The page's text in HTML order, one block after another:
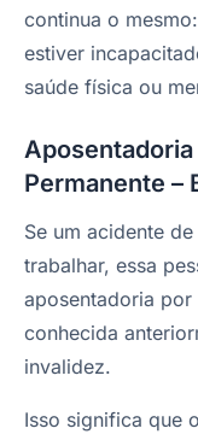
continua o
estiver
saúde física ou
Permanente –
Se um acidente
trabalhar, essa
aposentadoria por
conhecida
invalidez.
Isso significa que